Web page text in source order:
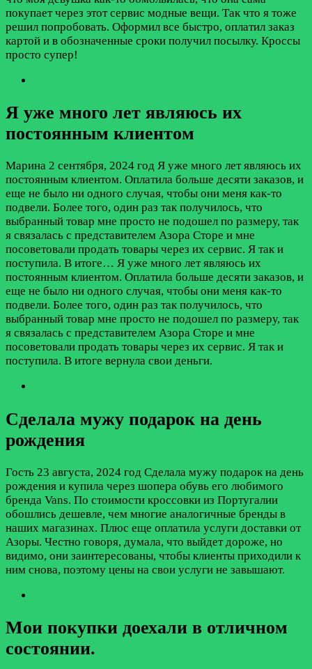
покупает через этот сервис модные вещи. Так что я тоже
решил попробовать. Оформил все быстро, оплатил заказ
картой и в обозначенные сроки получил посылку. Кроссы
просто супер!
Я уже много лет являюсь их
постоянным клиентом
Марина 2 сентября, 2024 год Я уже много лет являюсь их
постоянным клиентом. Оплатила больше десяти заказов, и
еще не было ни одного случая, чтобы они меня как-то
подвели. Более того, один раз так получилось, что
выбранный товар мне просто не подошел по размеру, так
я связалась с представителем Азора Сторе и мне
посоветовали продать товары через их сервис. Я так и
поступила. В итоге… Я уже много лет являюсь их
постоянным клиентом. Оплатила больше десяти заказов, и
еще не было ни одного случая, чтобы они меня как-то
подвели. Более того, один раз так получилось, что
выбранный товар мне просто не подошел по размеру, так
я связалась с представителем Азора Сторе и мне
посоветовали продать товары через их сервис. Я так и
поступила. В итоге вернула свои деньги.
Сделала мужу подарок на день
рождения
Гость 23 августа, 2024 год Сделала мужу подарок на день
рождения и купила через шопера обувь его любимого
бренда Vans. По стоимости кроссовки из Португалии
обошлись дешевле, чем многие аналогичные бренды в
наших магазинах. Плюс еще оплатила услуги доставки от
Азоры. Честно говоря, думала, что выйдет дороже, но
видимо, они заинтересованы, чтобы клиенты приходили к
ним снова, поэтому цены на свои услуги не завышают.
Мои покупки доехали в отличном
состоянии.